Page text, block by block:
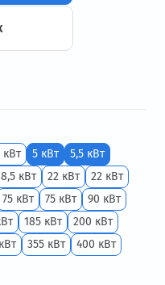
кВт 5 кВт
5,5 кВт
кВт 22 кВт
22 кВт
75 кВт 75 кВт
90 кВт
185 кВт
200 кВт
355 кВт
400 кВт